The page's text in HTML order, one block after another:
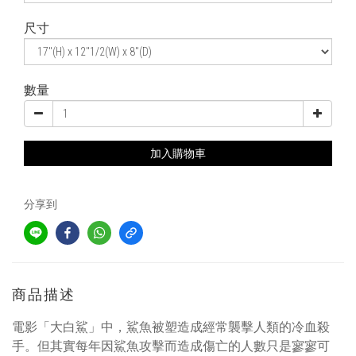
尺寸
數量
加入購物車
分享到
商品描述
電影「大白鯊」中，鯊魚被塑造成經常襲擊人類的冷血殺
手。但其實每年因鯊魚攻擊而造成傷亡的人數只是寥寥可